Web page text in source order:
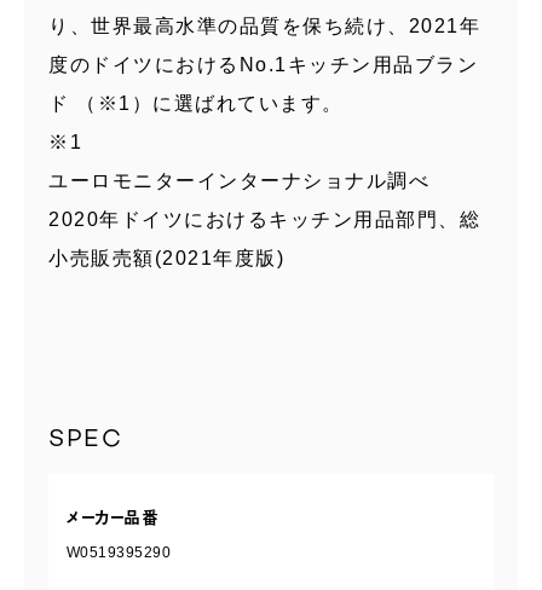
り、世界最高水準の品質を保ち続け、2021年
度のドイツにおけるNo.1キッチン用品ブラン
ド （※1）に選ばれています。
※1
ユーロモニターインターナショナル調べ
2020年ドイツにおけるキッチン用品部門、総
小売販売額(2021年度版)
SPEC
メーカー品番
W0519395290